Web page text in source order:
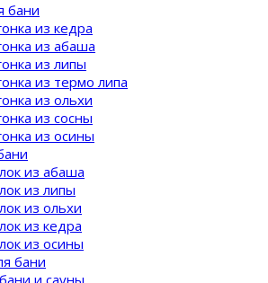
бани
из кедра
из абаша
из липы
из термо липа
из ольхи
из сосны
из осины
из абаша
из липы
из ольхи
из кедра
из осины
бани
и сауны